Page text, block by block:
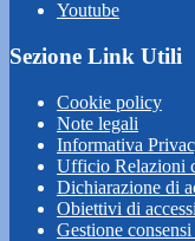
Youtube
Sezione Link Utili
Cookie policy
Note legali
Informativa
Ufficio Relazioni
Dichiarazione di
Obiettivi di
Gestione